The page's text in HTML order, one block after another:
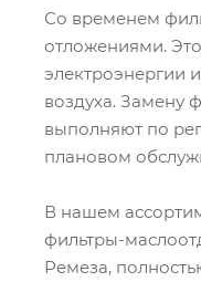
Со временем
отложениями.
электроэнергии
воздуха. Замену
выполняют по
плановом
В нашем
фильтры-
Ремеза,